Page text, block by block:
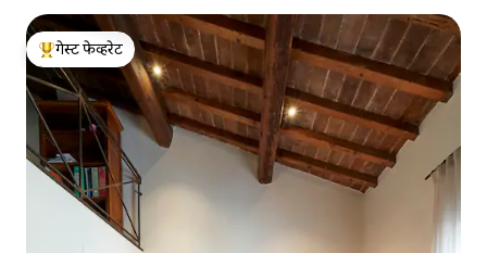
टॉप गेस्ट फेव्हरेट
गेस्ट फेव्हरेट